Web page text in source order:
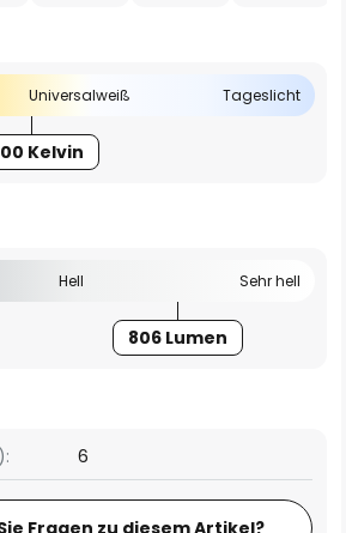
Universalweiß Tageslicht
Kelvin
Hell Sehr hell
806 Lumen
6
Fragen zu diesem Artikel?